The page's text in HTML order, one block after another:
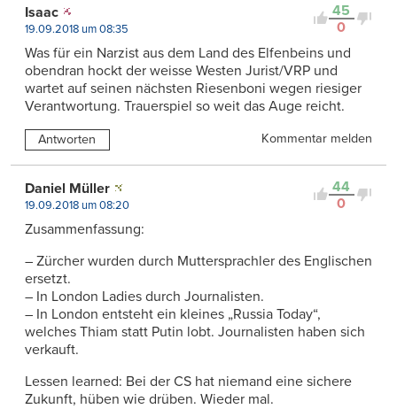
45
0
Isaac
19.09.2018 um 08:35
Was für ein Narzist aus dem Land des Elfenbeins und
obendran hockt der weisse Westen Jurist/VRP und
wartet auf seinen nächsten Riesenboni wegen riesiger
Verantwortung. Trauerspiel so weit das Auge reicht.
Antworten Kommentar melden
44
0
Daniel Müller
19.09.2018 um 08:20
Zusammenfassung:
– Zürcher wurden durch Muttersprachler des Englischen
ersetzt.
– In London Ladies durch Journalisten.
– In London entsteht ein kleines „Russia Today“,
welches Thiam statt Putin lobt. Journalisten haben sich
verkauft.
Lessen learned: Bei der CS hat niemand eine sichere
Zukunft, hüben wie drüben. Wieder mal.